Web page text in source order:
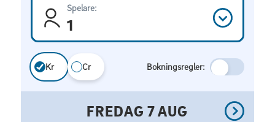
Spelare:
1
Kr Cr Bokningsregler:
FREDAG 7 AUG